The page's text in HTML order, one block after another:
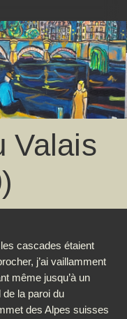
Valais
cascades étaient
j’ai vaillamment
même jusqu’à un
de la paroi du
des Alpes suisses